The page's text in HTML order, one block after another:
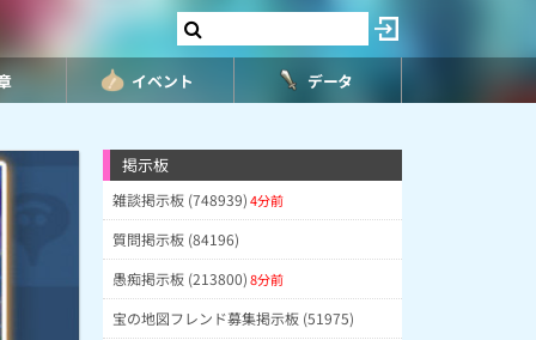
イベント データ
掲示板
雑談掲示板 (748939)4分前
質問掲示板 (84196)
愚痴掲示板 (213800)8分前
宝の地図フレンド募集掲示板 (51975)